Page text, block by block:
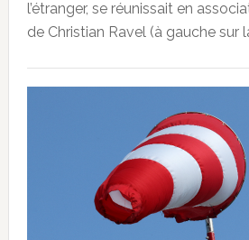
l’étranger, se réunissait en
de Christian Ravel (à gauche sur